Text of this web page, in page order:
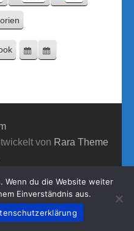
Google-
von Rara Theme
Wenn du die Website weiter
Einverständnis aus.